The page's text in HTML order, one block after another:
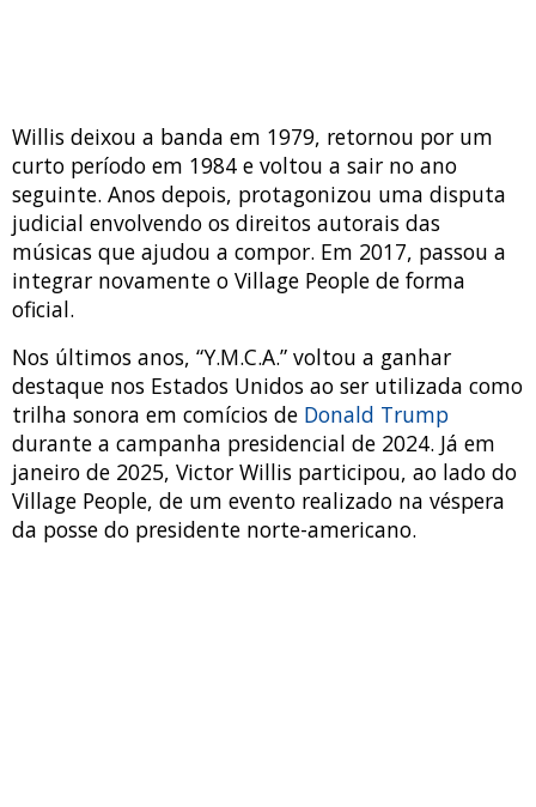
Willis deixou a banda em 1979, retornou por um
curto período em 1984 e voltou a sair no ano
seguinte. Anos depois, protagonizou uma disputa
judicial envolvendo os direitos autorais das
músicas que ajudou a compor. Em 2017, passou a
integrar novamente o Village People de forma
oficial.
Nos últimos anos, “Y.M.C.A.” voltou a ganhar
destaque nos Estados Unidos ao ser utilizada como
trilha sonora em comícios de Donald Trump
durante a campanha presidencial de 2024. Já em
janeiro de 2025, Victor Willis participou, ao lado do
Village People, de um evento realizado na véspera
da posse do presidente norte-americano.